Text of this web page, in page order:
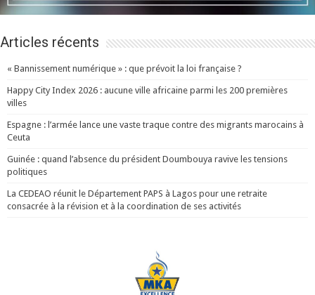
Articles récents
« Bannissement numérique » : que prévoit la loi française ?
Happy City Index 2026 : aucune ville africaine parmi les 200 premières
villes
Espagne : l’armée lance une vaste traque contre des migrants marocains à
Ceuta
Guinée : quand l’absence du président Doumbouya ravive les tensions
politiques
La CEDEAO réunit le Département PAPS à Lagos pour une retraite
consacrée à la révision et à la coordination de ses activités